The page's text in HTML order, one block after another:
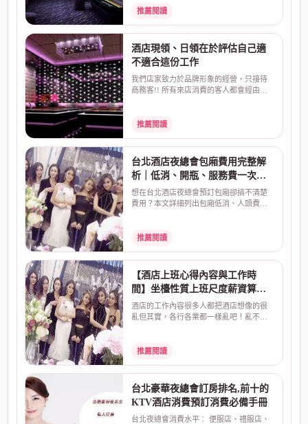
推薦閱讀
酒店現領、日領在於評估自己適
不適合這份工作
我們店家致力於品牌形象的經營，只接待
商務客!! 所有來店消費的客人都會經由店
推薦閱讀
台北酒店夜總會包廂費用完整解
析｜低消、開瓶、服務費一次看
懂
想在台北酒店夜總會預訂包廂卻搞不清楚
費用？本文詳細列出包廂低消、人頭費、
推薦閱讀
【酒店上班心得內容與工作時
間】坐檯性質上班尺度薪資算法
介紹
酒店的工作內容很多人都把酒店想像的很
亂但其實，各行各業都一樣亂吧！亂不亂
推薦閱讀
台北豪華夜總會訂房排名,前十的
KTV酒店消費預訂消費必備手冊
台北夜總會消費水平︰ 便服店、禮服店、